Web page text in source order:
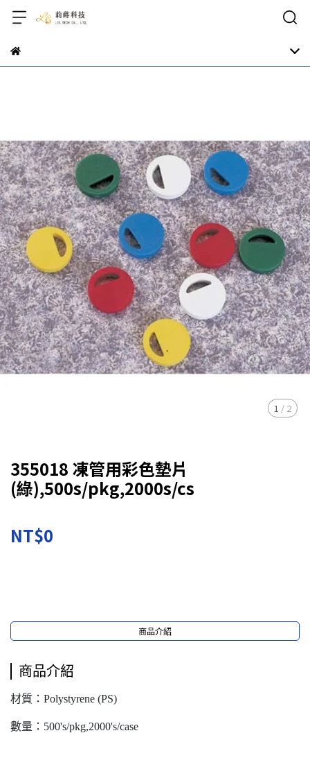
1 / 2
355018 凍管用彩色墊片
(綠),500s/pkg,2000s/cs
NT$0
商品介紹
商品介紹
材質：Polystyrene (PS)
數量：500's/pkg,2000's/case